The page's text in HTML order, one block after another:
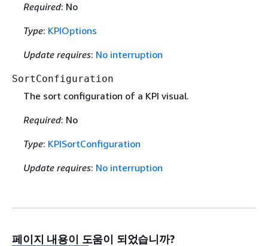
Required: No
Type: KPIOptions
Update requires: No interruption
SortConfiguration
The sort configuration of a KPI visual.
Required: No
Type: KPISortConfiguration
Update requires: No interruption
페이지 내용이 도움이 되었습니까?